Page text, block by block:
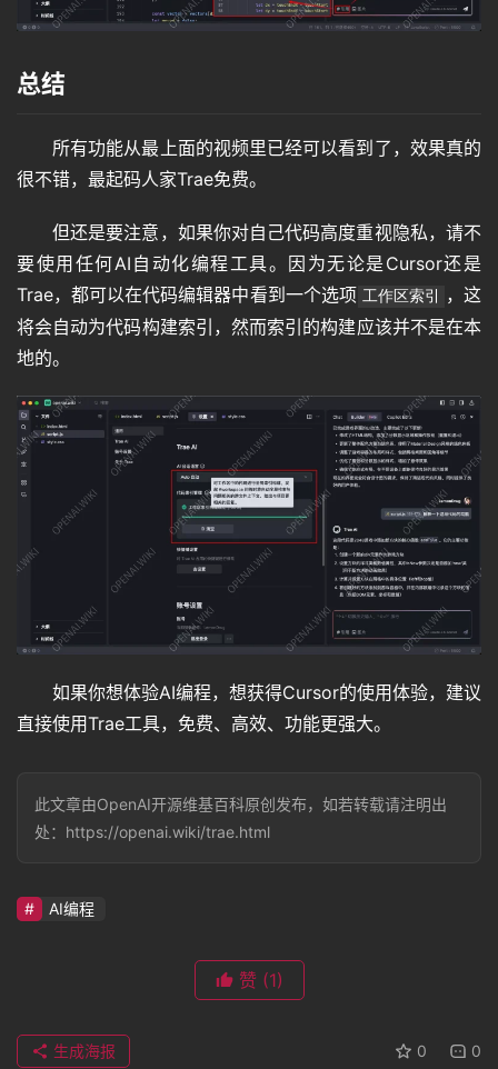
总结
所有功能从最上面的视频里已经可以看到了，效果真的
很不错，最起码人家Trae免费。
但还是要注意，如果你对自己代码高度重视隐私，请不
要使用任何AI自动化编程工具。因为无论是Cursor还是
Trae，都可以在代码编辑器中看到一个选项 工作区索引
，这
将会自动为代码构建索引，然而索引的构建应该并不是在本
地的。
如果你想体验AI编程，想获得Cursor的使用体验，建议
直接使用Trae工具，免费、高效、功能更强大。
此文章由OpenAI开源维基百科原创发布，如若转载请注明出
处：https://openai.wiki/trae.html
AI编程
赞 (1)
0 0
生成海报